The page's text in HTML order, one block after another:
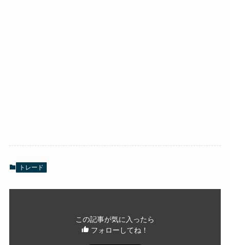
トレード
この記事が気に入ったら
フォローしてね！